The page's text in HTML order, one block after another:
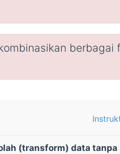
berbagai
(transform) data